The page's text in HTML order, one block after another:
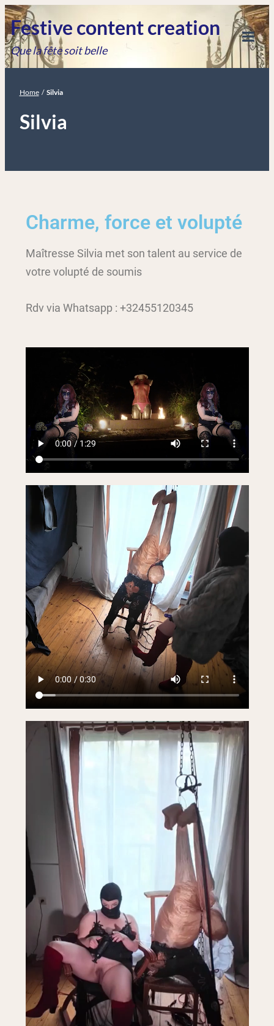
Festive content creation
Que la fête soit belle
Home / Silvia
Silvia
Charme, force et volupté
Maîtresse Silvia met son talent au service de
votre volupté de soumis
Rdv via Whatsapp : +32455120345